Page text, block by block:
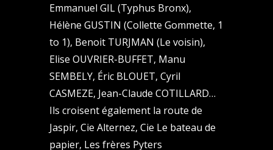
Emmanuel GIL (Typhus Bronx),
Hélène GUSTIN (Collette Gommette, 1
to 1), Benoit TURJMAN (Le voisin),
Elise OUVRIER-BUFFET, Manu
SEMBELY, Éric BLOUET, Cyril
CASMEZE, Jean-Claude COTILLARD…
Ils croisent également la route de
Jaspir, Cie Alternez, Cie Le bateau de
papier, Les frères Pyters